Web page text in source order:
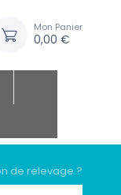
Mon Panier
0,00 €
de relevage ?